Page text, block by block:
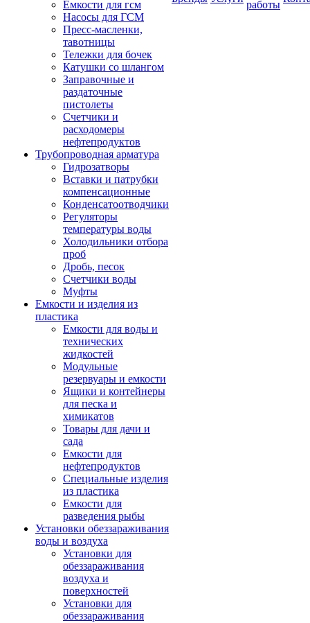
Ёмкости для гсм
Насосы для ГСМ
Пресс-масленки,
тавотницы
Тележки для бочек
Катушки со шлангом
Заправочные и
раздаточные
пистолеты
Счетчики и
расходомеры
нефтепродуктов
Трубопроводная арматура
Гидрозатворы
Вставки и патрубки
компенсационные
Конденсатоотводчики
Регуляторы
температуры воды
Холодильники отбора
проб
Дробь, песок
Счетчики воды
Муфты
Емкости и изделия из
пластика
Емкости для воды и
технических
жидкостей
Модульные
резервуары и емкости
Ящики и контейнеры
для песка и
химикатов
Товары для дачи и
сада
Емкости для
нефтепродуктов
Специальные изделия
из пластика
Емкости для
разведения рыбы
Установки обеззараживания
воды и воздуха
Установки для
обеззараживания
воздуха и
поверхностей
Установки для
обеззараживания
работы